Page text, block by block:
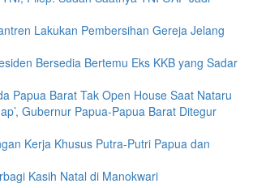
Lakukan Pembersihan Gereja Jelang
Bersedia Bertemu Eks KKB yang Sadar
Papua Barat Tak Open House Saat Nataru
Gubernur Papua-Papua Barat Ditegur
Kerja Khusus Putra-Putri Papua dan
Kasih Natal di Manokwari